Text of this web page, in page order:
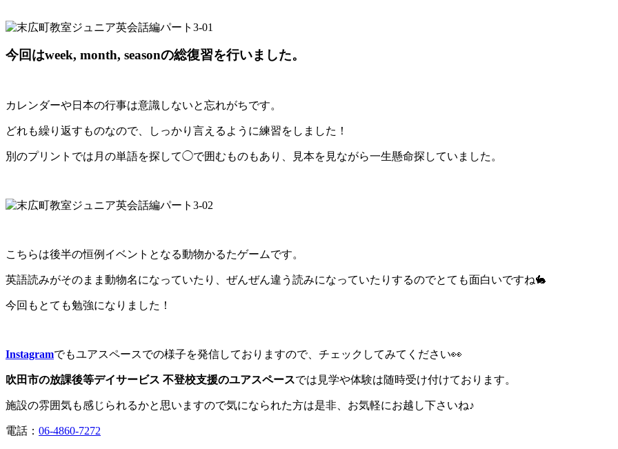
今回はweek, month, seasonの総復習を行いました。
カレンダーや日本の行事は意識しないと忘れがちです。
どれも繰り返すものなので、しっかり言えるように練習をしました！
別のプリントでは月の単語を探して◯で囲むものもあり、見本を見ながら一生懸命探していました。
こちらは後半の恒例イベントとなる動物かるたゲームです。
英語読みがそのまま動物名になっていたり、ぜんぜん違う読みになっていたりするのでとても面白いですね🐇
今回もとても勉強になりました！
Instagramでもユアスペースでの様子を発信しておりますので、チェックしてみてください👀
吹田市の放課後等デイサービス 不登校支援のユアスペースでは見学や体験は随時受け付けております。
施設の雰囲気も感じられるかと思いますので気になられた方は是非、お気軽にお越し下さいね♪
電話： 06-4860-7272